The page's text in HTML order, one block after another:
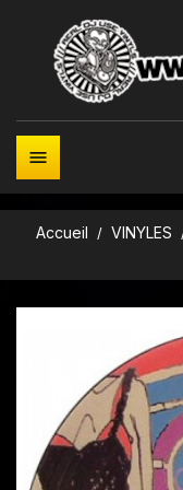

Accueil VINYLES